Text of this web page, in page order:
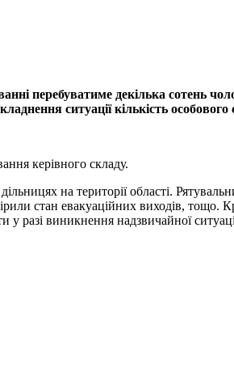
перебуватиме декілька сотень
ситуації кількість особового
керівного складу.
на території області.
стан евакуаційних виходів, тощо.
у разі виникнення надзвичайної